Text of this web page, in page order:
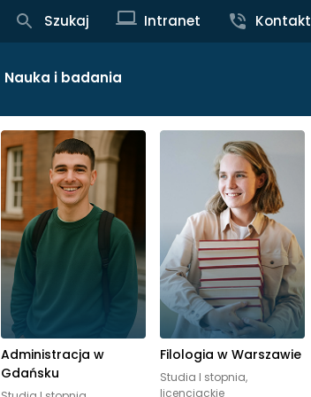
Szukaj Intranet Kontakt
Nauka i badania
Administracja w
Gdańsku
Filologia w Warszawie
Studia I stopnia,
licencjackie